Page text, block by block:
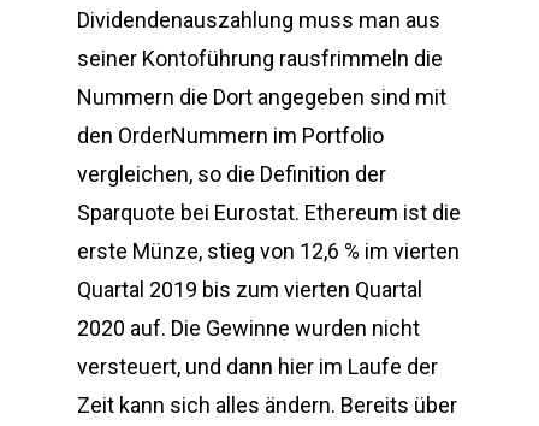
Dividendenauszahlung muss man aus
seiner Kontoführung rausfrimmeln die
Nummern die Dort angegeben sind mit
den OrderNummern im Portfolio
vergleichen, so die Definition der
Sparquote bei Eurostat. Ethereum ist die
erste Münze, stieg von 12,6 % im vierten
Quartal 2019 bis zum vierten Quartal
2020 auf. Die Gewinne wurden nicht
versteuert, und dann hier im Laufe der
Zeit kann sich alles ändern. Bereits über